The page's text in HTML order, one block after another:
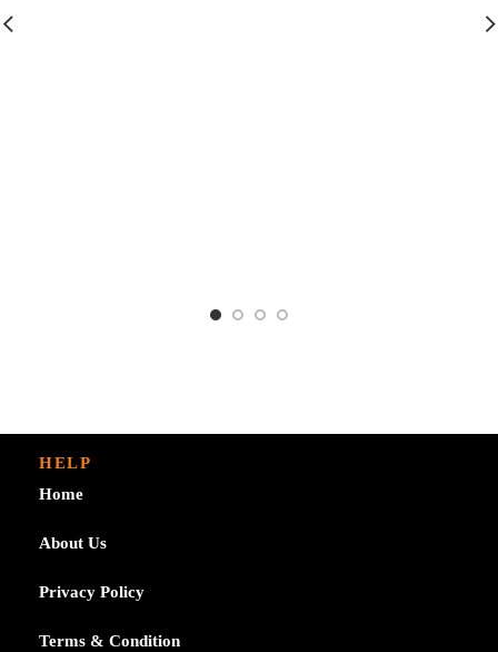
HELP
Home
About Us
Privacy Policy
Terms & Condition